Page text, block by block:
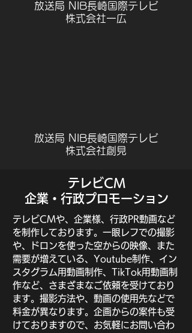
放送局 NIB長崎国際テレビ
株式会社一広
放送局 NIB長崎国際テレビ
株式会社創見
テレビCM
企業・行政プロモーション
テレビCMや、企業様、行政PR動画など
を制作しております。一眼レフでの撮影
や、ドロンを使った空からの映像、また
需要が増えている、Youtube制作、イン
スタグラム用動画制作、TikTok用動画制
作など、さまざまなご依頼を受けており
ます。撮影方法や、動画の使用先などで
料金が異なります。企画からの案件も受
けておりますので、お気軽にお問い合わ